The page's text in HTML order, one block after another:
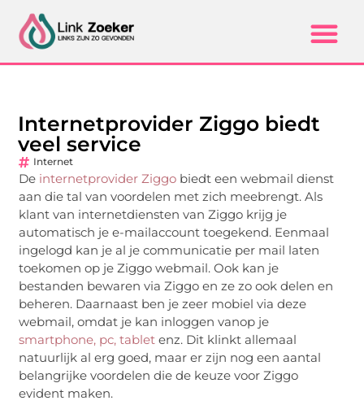
Internetprovider Ziggo biedt
veel service
Internet
De internetprovider Ziggo biedt een webmail dienst
aan die tal van voordelen met zich meebrengt. Als
klant van internetdiensten van Ziggo krijg je
automatisch je e-mailaccount toegekend. Eenmaal
ingelogd kan je al je communicatie per mail laten
toekomen op je Ziggo webmail. Ook kan je
bestanden bewaren via Ziggo en ze zo ook delen en
beheren. Daarnaast ben je zeer mobiel via deze
webmail, omdat je kan inloggen vanop je
smartphone, pc, tablet enz. Dit klinkt allemaal
natuurlijk al erg goed, maar er zijn nog een aantal
belangrijke voordelen die de keuze voor Ziggo
evident maken.